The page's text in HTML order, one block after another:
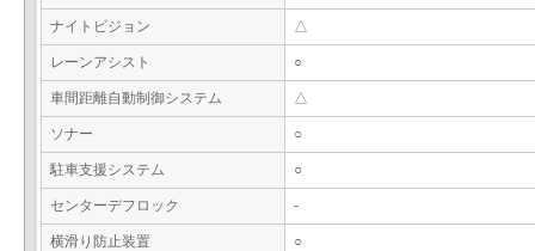
ナイトビジョン △
レーンアシスト ○
車間距離自動制御システム △
ソナー ○
駐車支援システム ○
センターデフロック -
横滑り防止装置 ○